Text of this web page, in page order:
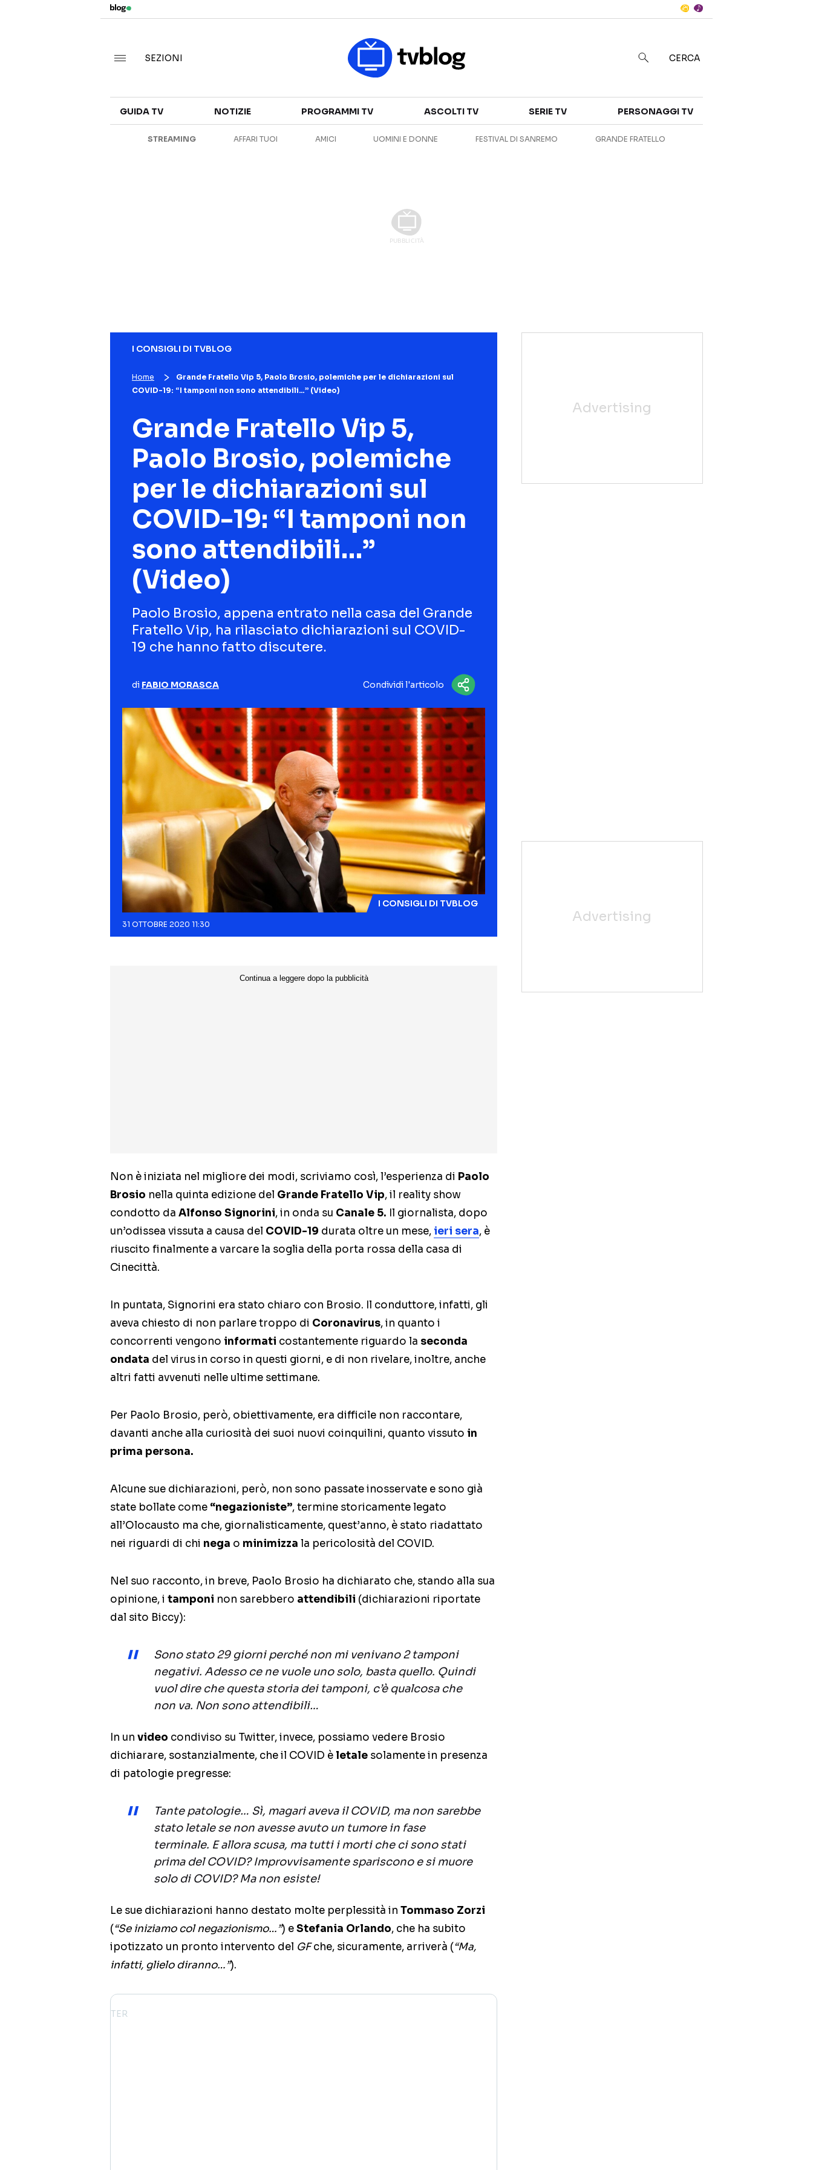
CANALI TV
SERIE TV
ANTEPRIME
SEZIONI CERCA
GUIDA TV NOTIZIE PROGRAMMI TV ASCOLTI TV SERIE TV PERSONAGGI TV
STREAMING AFFARI TUOI AMICI UOMINI E DONNE FESTIVAL DI SANREMO GRANDE FRATELLO
I CONSIGLI DI TVBLOG
Home
Grande Fratello Vip 5, Paolo Brosio, polemiche per le dichiarazioni sul
COVID-19: “I tamponi non sono attendibili…” (Video)
Grande Fratello Vip 5,
Paolo Brosio, polemiche
per le dichiarazioni sul
COVID-19: “I tamponi non
sono attendibili…”
(Video)
Paolo Brosio, appena entrato nella casa del Grande
Fratello Vip, ha rilasciato dichiarazioni sul COVID-
19 che hanno fatto discutere.
di FABIO MORASCA Condividi l'articolo
I CONSIGLI DI TVBLOG
31 OTTOBRE 2020 11:30
Non è iniziata nel migliore dei modi, scriviamo così, l’esperienza di Paolo
Brosio nella quinta edizione del Grande Fratello Vip, il reality show
condotto da Alfonso Signorini, in onda su Canale 5. Il giornalista, dopo
un’odissea vissuta a causa del COVID-19 durata oltre un mese, ieri sera, è
riuscito finalmente a varcare la soglia della porta rossa della casa di
Cinecittà.
In puntata, Signorini era stato chiaro con Brosio. Il conduttore, infatti, gli
aveva chiesto di non parlare troppo di Coronavirus, in quanto i
concorrenti vengono informati costantemente riguardo la seconda
ondata del virus in corso in questi giorni, e di non rivelare, inoltre, anche
altri fatti avvenuti nelle ultime settimane.
Per Paolo Brosio, però, obiettivamente, era difficile non raccontare,
davanti anche alla curiosità dei suoi nuovi coinquilini, quanto vissuto in
prima persona.
Alcune sue dichiarazioni, però, non sono passate inosservate e sono già
state bollate come “negazioniste”, termine storicamente legato
all’Olocausto ma che, giornalisticamente, quest’anno, è stato riadattato
nei riguardi di chi nega o minimizza la pericolosità del COVID.
Nel suo racconto, in breve, Paolo Brosio ha dichiarato che, stando alla sua
opinione, i tamponi non sarebbero attendibili (dichiarazioni riportate
dal sito Biccy):
Sono stato 29 giorni perché non mi venivano 2 tamponi
negativi. Adesso ce ne vuole uno solo, basta quello. Quindi
vuol dire che questa storia dei tamponi, c’è qualcosa che
non va. Non sono attendibili…
In un video condiviso su Twitter, invece, possiamo vedere Brosio
dichiarare, sostanzialmente, che il COVID èletale solamente in presenza
di patologie pregresse:
Tante patologie… Sì, magari aveva il COVID, ma non sarebbe
stato letale se non avesse avuto un tumore in fase
terminale. E allora scusa, ma tutti i morti che ci sono stati
prima del COVID? Improvvisamente spariscono e si muore
solo di COVID? Ma non esiste!
Le sue dichiarazioni hanno destato molte perplessità in Tommaso Zorzi
(“Se iniziamo col negazionismo…”) eStefania Orlando, che ha subito
ipotizzato un pronto intervento del GFche, sicuramente, arriverà (“Ma,
infatti, glielo diranno…”).